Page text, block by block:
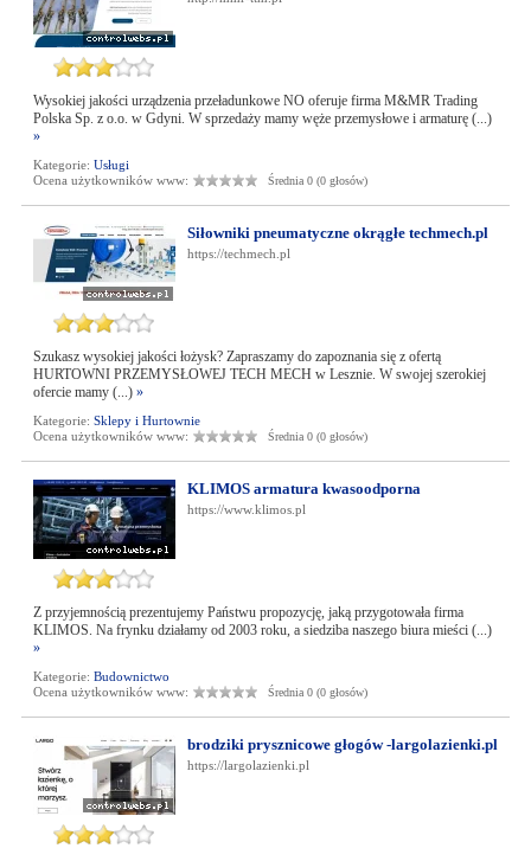
Wysokiej jakości urządzenia przeładunkowe NO oferuje firma M&MR Trading
Polska Sp. z o.o. w Gdyni. W sprzedaży mamy węże przemysłowe i armaturę (...)
»
Kategorie: Usługi
Ocena użytkowników www:
Średnia 0 (0 głosów)
Siłowniki pneumatyczne okrągłe techmech.pl
https://techmech.pl
Szukasz wysokiej jakości łożysk? Zapraszamy do zapoznania się z ofertą
HURTOWNI PRZEMYSŁOWEJ TECH MECH w Lesznie. W swojej szerokiej
ofercie mamy (...) »
Kategorie: Sklepy i Hurtownie
Ocena użytkowników www:
Średnia 0 (0 głosów)
KLIMOS armatura kwasoodporna
https://www.klimos.pl
Z przyjemnością prezentujemy Państwu propozycję, jaką przygotowała firma
KLIMOS. Na frynku działamy od 2003 roku, a siedziba naszego biura mieści (...)
»
Kategorie: Budownictwo
Ocena użytkowników www:
Średnia 0 (0 głosów)
brodziki prysznicowe głogów -largolazienki.pl
https://largolazienki.pl